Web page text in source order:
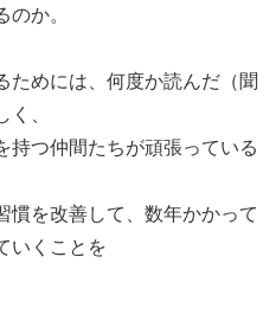
のか。
ためには、何度か読んだ（聞
、
持つ仲間たちが頑張っている
慣を改善して、数年かかって
いくことを